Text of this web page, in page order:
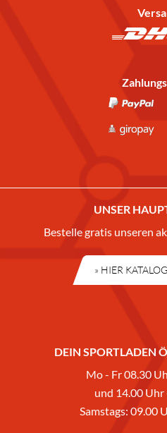
UNSER
Bestelle gratis unseren
» HIER
DEIN SPORTLADEN
Mo - Fr 08.30
und 14.00
Samstags: 09.00